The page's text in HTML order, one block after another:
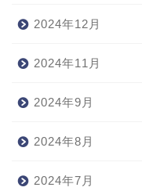
2024年12月
2024年11月
2024年9月
2024年8月
2024年7月